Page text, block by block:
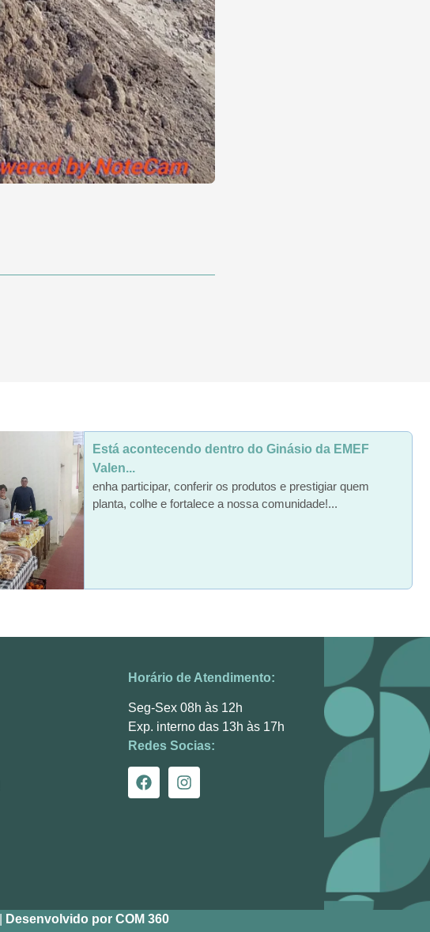
Está acontecendo dentro do Ginásio da EMEF
Valen...
enha participar, conferir os produtos e prestigiar quem
planta, colhe e fortalece a nossa comunidade!...
Horário de Atendimento:
Seg-Sex 08h às 12h
Exp. interno das 13h às 17h
Redes Socias:
Desenvolvido por COM 360